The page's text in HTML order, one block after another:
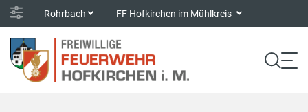
Rohrbach FF Hofkirchen im Mühlkreis